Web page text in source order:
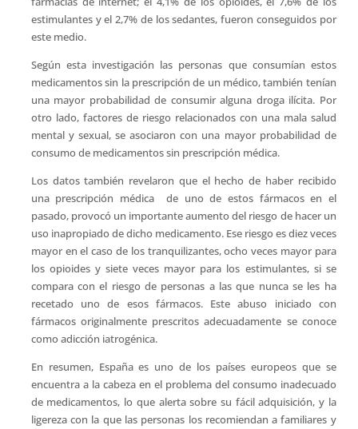
estimulantes y el 2,7% de los sedantes, fueron conseguidos por
este medio.
Según esta investigación las personas que consumían estos
medicamentos sin la prescripción de un médico, también tenían
una mayor probabilidad de consumir alguna droga ilícita. Por
otro lado, factores de riesgo relacionados con una mala salud
mental y sexual, se asociaron con una mayor probabilidad de
consumo de medicamentos sin prescripción médica.
Los datos también revelaron que el hecho de haber recibido
una prescripción médica de uno de estos fármacos en el
pasado, provocó un importante aumento del riesgo de hacer un
uso inapropiado de dicho medicamento. Ese riesgo es diez veces
mayor en el caso de los tranquilizantes, ocho veces mayor para
los opioides y siete veces mayor para los estimulantes, si se
compara con el riesgo de personas a las que nunca se les ha
recetado uno de esos fármacos. Este abuso iniciado con
fármacos originalmente prescritos adecuadamente se conoce
como adicción iatrogénica.
En resumen, España es uno de los países europeos que se
encuentra a la cabeza en el problema del consumo inadecuado
de medicamentos, lo que alerta sobre su fácil adquisición, y la
ligereza con la que las personas los recomiendan a familiares y